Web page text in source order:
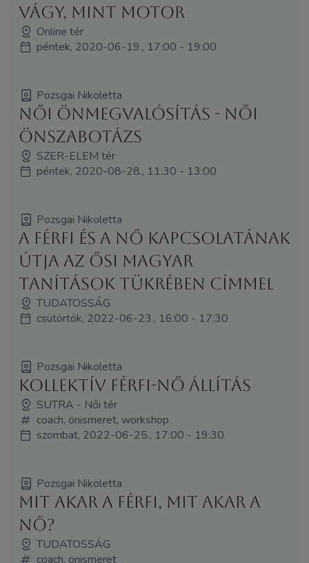
vágy, mint motor
Online tér
péntek, 2020-06-19., 17:00 - 19:00
Pozsgai Nikoletta
Női önmegvalósítás - női
önszabotázs
SZER-ELEM tér
péntek, 2020-08-28., 11:30 - 13:00
Pozsgai Nikoletta
A Férfi és a Nő kapcsolatának
útja az ősi magyar
tanítások tükrében címmel
TUDATOSSÁG
csütörtök, 2022-06-23., 16:00 - 17:30
Pozsgai Nikoletta
Kollektív Férfi-Nő Állítás
SUTRA - Női tér
coach, önismeret, workshop
szombat, 2022-06-25., 17:00 - 19:30
Pozsgai Nikoletta
Mit akar a férfi, mit akar a
nő?
TUDATOSSÁG
coach, önismeret